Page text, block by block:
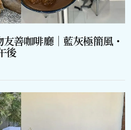
善咖啡廳｜藍灰極簡風・
後